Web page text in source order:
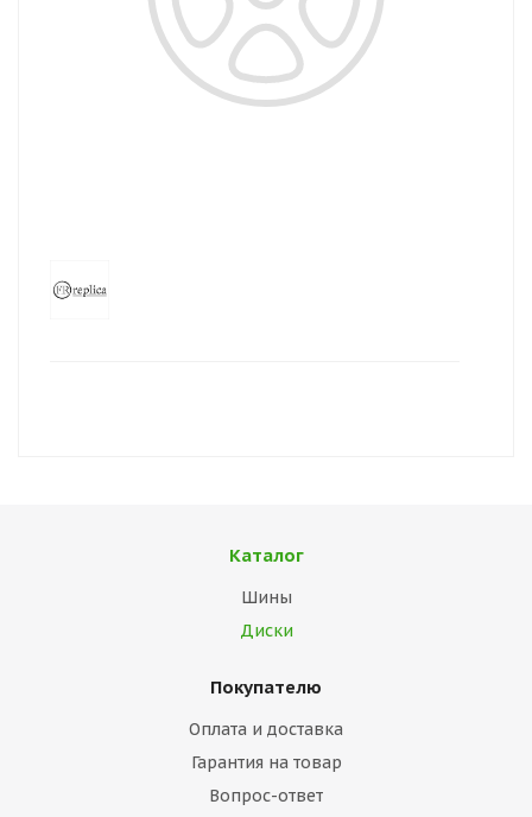
Каталог
Шины
Диски
Покупателю
Оплата и доставка
Гарантия на товар
Вопрос-ответ